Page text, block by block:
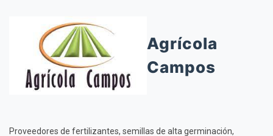
Agrícola
Campos
Proveedores de fertilizantes, semillas de alta germinación,